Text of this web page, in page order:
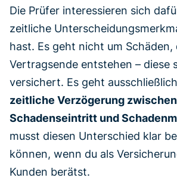
Die Prüfer interessieren sich
zeitliche
hast. Es geht nicht um Schäden,
Vertragsende entstehen – diese
versichert. Es geht
zeitliche Verzögerung zwischen
Schadenseintritt und
musst diesen Unterschied klar
können, wenn du als
Kunden berätst.